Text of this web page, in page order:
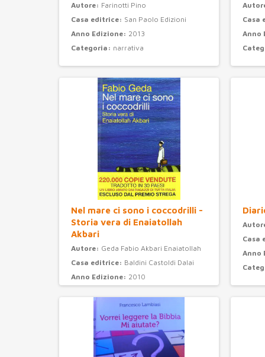
Autore: Farinotti Pino
Casa editrice: San Paolo Edizioni
Anno Edizione: 2013
Categoria: narrativa
Casa
Anno
Nel mare ci sono i coccodrilli -
Storia vera di Enaiatollah
Akbari
Autore: Geda Fabio Akbari Enaiatollah
Casa editrice: Baldini Castoldi Dalai
Anno Edizione: 2010
Casa
Anno